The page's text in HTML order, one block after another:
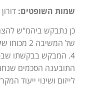
שמות השופטים:
כן נתבקש ביהמ"ש
4. המבקש בבקשתו